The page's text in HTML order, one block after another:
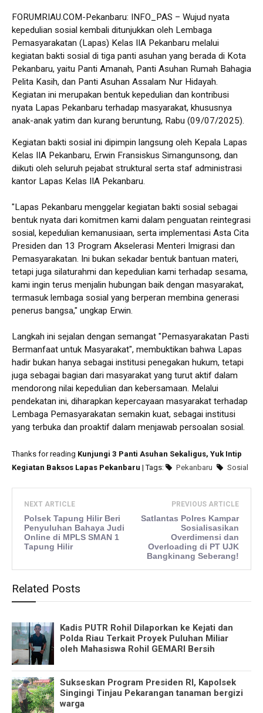
FORUMRIAU.COM-Pekanbaru: INFO_PAS – Wujud nyata
kepedulian sosial kembali ditunjukkan oleh Lembaga
Pemasyarakatan (Lapas) Kelas IIA Pekanbaru melalui
kegiatan bakti sosial di tiga panti asuhan yang berada di Kota
Pekanbaru, yaitu Panti Amanah, Panti Asuhan Rumah Bahagia
Pelita Kasih, dan Panti Asuhan Assalam Nur Hidayah.
Kegiatan ini merupakan bentuk kepedulian dan kontribusi
nyata Lapas Pekanbaru terhadap masyarakat, khususnya
anak-anak yatim dan kurang beruntung, Rabu (09/07/2025).
Kegiatan bakti sosial ini dipimpin langsung oleh Kepala Lapas
Kelas IIA Pekanbaru, Erwin Fransiskus Simangunsong, dan
diikuti oleh seluruh pejabat struktural serta staf administrasi
kantor Lapas Kelas IIA Pekanbaru.
"Lapas Pekanbaru menggelar kegiatan bakti sosial sebagai
bentuk nyata dari komitmen kami dalam penguatan reintegrasi
sosial, kepedulian kemanusiaan, serta implementasi Asta Cita
Presiden dan 13 Program Akselerasi Menteri Imigrasi dan
Pemasyarakatan. Ini bukan sekadar bentuk bantuan materi,
tetapi juga silaturahmi dan kepedulian kami terhadap sesama,
kami ingin terus menjalin hubungan baik dengan masyarakat,
termasuk lembaga sosial yang berperan membina generasi
penerus bangsa," ungkap Erwin.
Langkah ini sejalan dengan semangat "Pemasyarakatan Pasti
Bermanfaat untuk Masyarakat", membuktikan bahwa Lapas
hadir bukan hanya sebagai institusi penegakan hukum, tetapi
juga sebagai bagian dari masyarakat yang turut aktif dalam
mendorong nilai kepedulian dan kebersamaan. Melalui
pendekatan ini, diharapkan kepercayaan masyarakat terhadap
Lembaga Pemasyarakatan semakin kuat, sebagai institusi
yang terbuka dan proaktif dalam menjawab persoalan sosial.
Thanks for reading Kunjungi 3 Panti Asuhan Sekaligus, Yuk Intip
Kegiatan Baksos Lapas Pekanbaru | Tags: Pekanbaru Sosial
NEXT ARTICLE
Polsek Tapung Hilir Beri
Penyuluhan Bahaya Judi
Online di MPLS SMAN 1
Tapung Hilir
PREVIOUS ARTICLE
Satlantas Polres Kampar
Sosialisasikan
Overdimensi dan
Overloading di PT UJK
Bangkinang Seberang!
Related Posts
Kadis PUTR Rohil Dilaporkan ke Kejati dan
Polda Riau Terkait Proyek Puluhan Miliar
oleh Mahasiswa Rohil GEMARI Bersih
Sukseskan Program Presiden RI, Kapolsek
Singingi Tinjau Pekarangan tanaman bergizi
warga